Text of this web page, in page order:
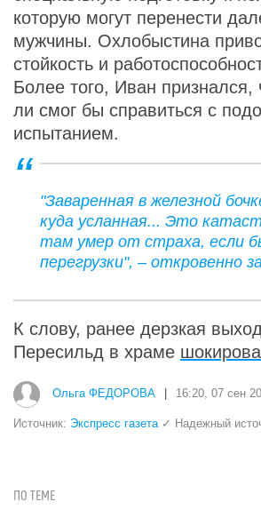
которую могут перенести
мужчины. Охлобыстина
стойкость и
Более того, Иван признался,
ли смог бы справиться с
испытанием.
"Заваренная в железной
куда усланная... Это
там умер от страха, если
перегрузки", – откровенно
К слову, ранее дерзкая
Пересильд в храме
Ольга ФЕДОРОВА 16:20, 07 сен
Источник: Экспресс газета ✓ Надежный
ПО ТЕМЕ